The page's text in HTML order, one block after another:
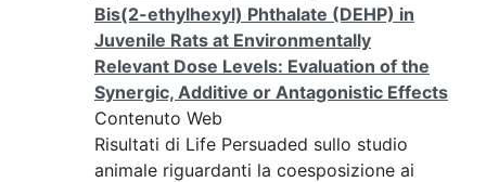
Bis(2-ethylhexyl) Phthalate (DEHP) in
Juvenile Rats at Environmentally
Relevant Dose Levels: Evaluation of the
Synergic, Additive or Antagonistic Effects
Contenuto Web
Risultati di Life Persuaded sullo studio
animale riguardanti la coesposizione ai